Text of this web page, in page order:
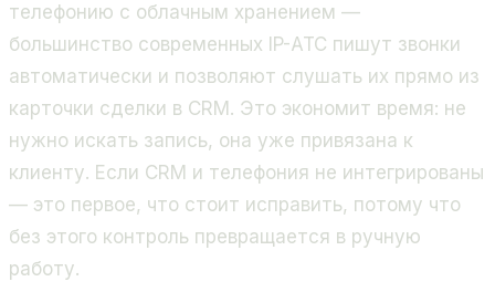
телефонию с облачным хранением —
большинство современных IP-АТС пишут звонки
автоматически и позволяют слушать их прямо из
карточки сделки в CRM. Это экономит время: не
нужно искать запись, она уже привязана к
клиенту. Если CRM и телефония не интегрированы
— это первое, что стоит исправить, потому что
без этого контроль превращается в ручную
работу.